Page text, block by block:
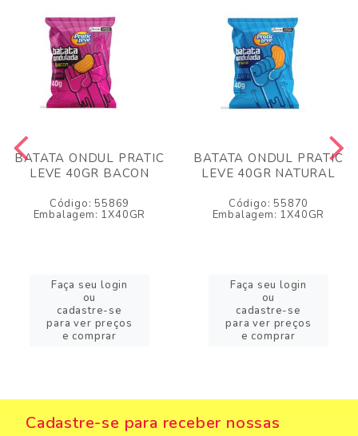
BATATA ONDUL PRATIC
LEVE 40GR BACON
Código: 55869
Embalagem: 1X40GR
Faça seu login
ou
cadastre-se
para ver preços
e comprar
BATATA ONDUL PRATIC
LEVE 40GR NATURAL
Código: 55870
Embalagem: 1X40GR
Faça seu login
ou
cadastre-se
para ver preços
e comprar
Cadastre-se para receber nossas